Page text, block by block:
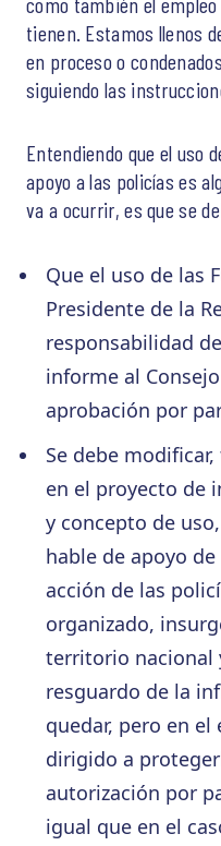
tienen. Estamos llenos
en proceso o
siguiendo las
Entendiendo que el uso
apoyo a las policías es
va a ocurrir, es que se
Que el uso de las
Presidente de la
responsabilidad
informe al
aprobación por
Se debe
en el proyecto de
y concepto de
hable de apoyo
acción de las
organizado,
territorio nacional
resguardo de la
quedar, pero en
dirigido a
autorización por
igual que en el